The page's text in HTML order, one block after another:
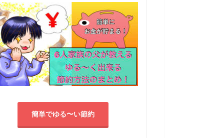
簡単でゆる〜い節約